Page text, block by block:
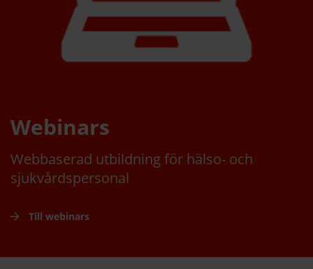
Webinars
Webbaserad utbildning för hälso- och
sjukvårdspersonal
Till webinars